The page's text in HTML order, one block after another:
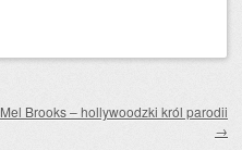
Mel Brooks – hollywoodzki król parodii
→